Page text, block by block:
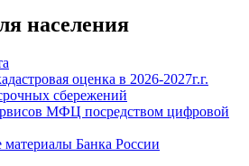
населения
оценка в 2026-2027г.г.
сбережений
МФЦ посредством цифровой
материалы Банка России